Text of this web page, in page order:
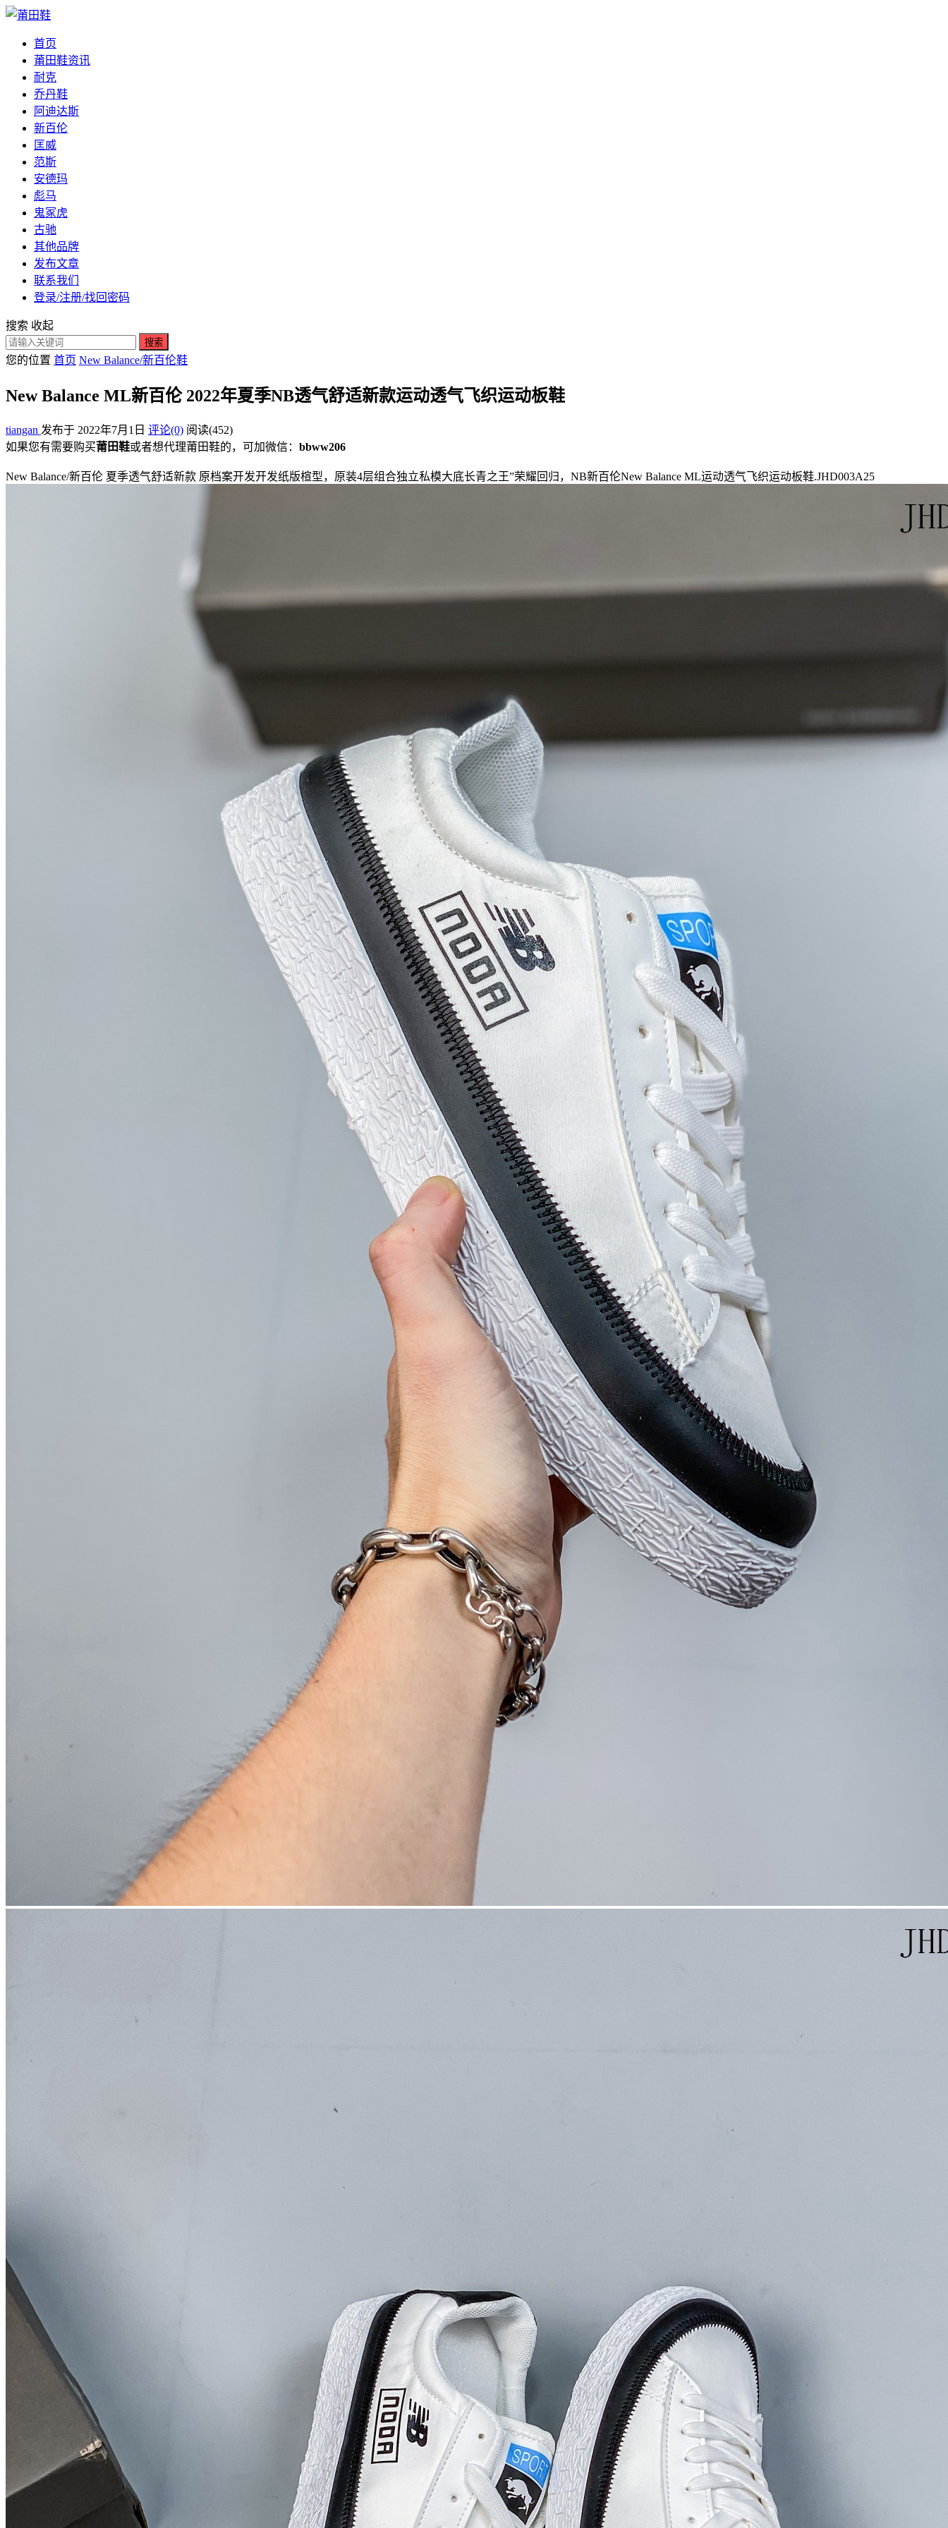
首页
莆田鞋资讯
耐克
乔丹鞋
阿迪达斯
新百伦
匡威
范斯
安德玛
彪马
鬼冢虎
古驰
其他品牌
发布文章
联系我们
登录/注册/找回密码
搜索 收起
搜索
您的位置 首页 New Balance/新百伦鞋
New Balance ML新百伦 2022年夏季NB透气舒适新款运动透气飞织运动板鞋
tiangan 发布于 2022年7月1日 评论(0) 阅读(452)
如果您有需要购买莆田鞋或者想代理莆田鞋的，可加微信： bbww206
New Balance/新百伦 夏季透气舒适新款 原档案开发开发纸版楦型，原装4层组合独立私模大底长青之王”荣耀回归，NB新百伦New Balance ML运动透气飞织运动板鞋.JHD003A25